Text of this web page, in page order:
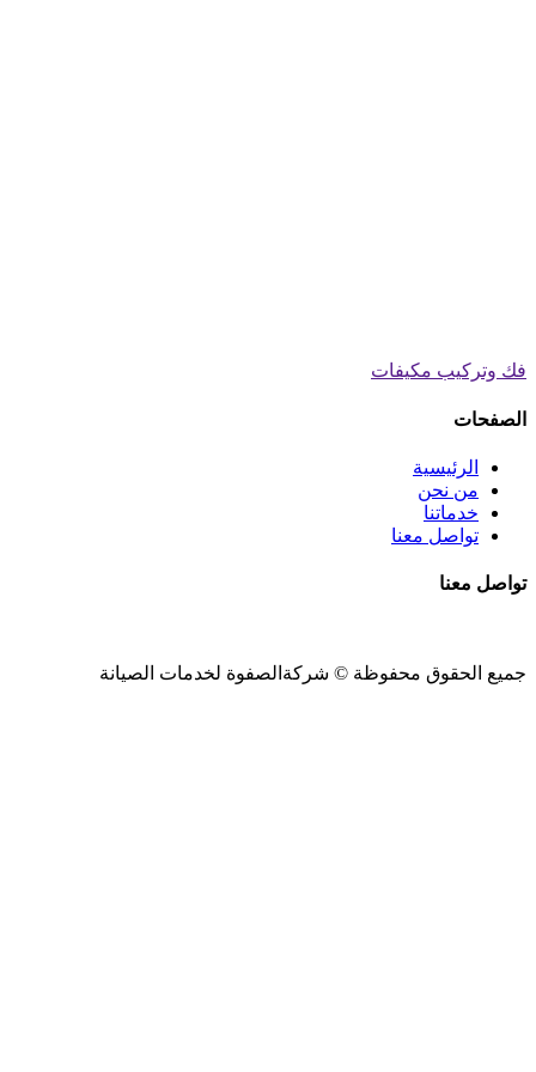
فك وتركيب مكيفات
الصفحات
الرئيسية
من نحن
خدماتنا
تواصل معنا
تواصل معنا
جميع الحقوق محفوظة © شركةالصفوة لخدمات الصيانة